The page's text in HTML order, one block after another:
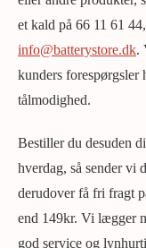
et kald på 66 11 61
info@batterystore.dk.
kunders forespørgsler
tålmodighed.
Bestiller du desuden
hverdag, så sender vi
derudover få fri fragt
end 149kr. Vi lægger
god service og